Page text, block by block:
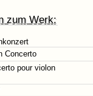
zum Werk:
Concerto
pour violon